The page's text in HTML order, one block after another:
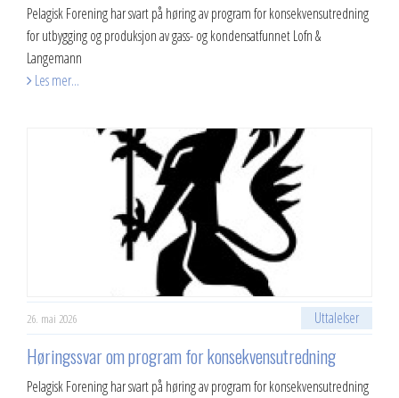
Pelagisk Forening har svart på høring av program for konsekvensutredning
for utbygging og produksjon av gass- og kondensatfunnet Lofn &
Langemann
Les mer...
26. mai 2026 Uttalelser
Høringssvar om program for konsekvensutredning
Pelagisk Forening har svart på høring av program for konsekvensutredning